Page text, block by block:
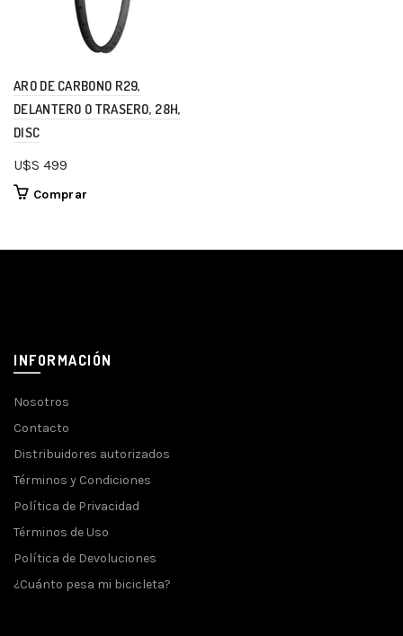
ARO DE CARBONO R29,
DELANTERO O TRASERO, 28H,
DISC
U$S 499
Comprar
INFORMACIÓN
Nosotros
Contacto
Distribuidores autorizados
Términos y Condiciones
Política de Privacidad
Términos de Uso
Política de Devoluciones
¿Cuánto pesa mi bicicleta?